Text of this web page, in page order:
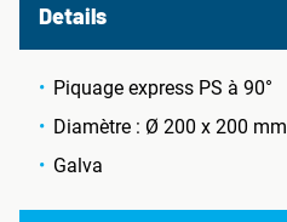
Details
Piquage express PS à 90°
Diamètre : Ø 200 x 200 mm
Galva